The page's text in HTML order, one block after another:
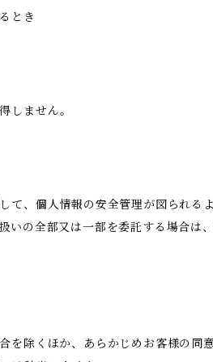
とき
しません。
、個人情報の安全管理が図られる
の全部又は一部を委託する場合は
除くほか、あらかじめお客様の同